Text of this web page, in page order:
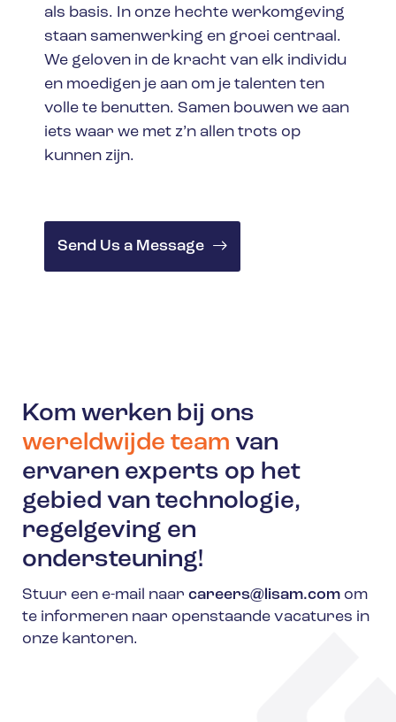
als basis. In onze hechte werkomgeving
staan samenwerking en groei centraal.
We geloven in de kracht van elk individu
en moedigen je aan om je talenten ten
volle te benutten. Samen bouwen we aan
iets waar we met z’n allen trots op
kunnen zijn.
Send Us a Message
Kom werken bij ons
wereldwijde team van
ervaren experts op het
gebied van technologie,
regelgeving en
ondersteuning!
Stuur een e-mail naar careers@lisam.com om
te informeren naar openstaande vacatures in
onze kantoren.